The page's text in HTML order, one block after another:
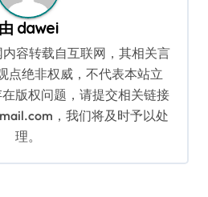
由 dawei
内容转载自互联网，其相关言
点绝非权威，不代表本站立
版权问题，请提交相关链接
，我们将及时予以处
理。